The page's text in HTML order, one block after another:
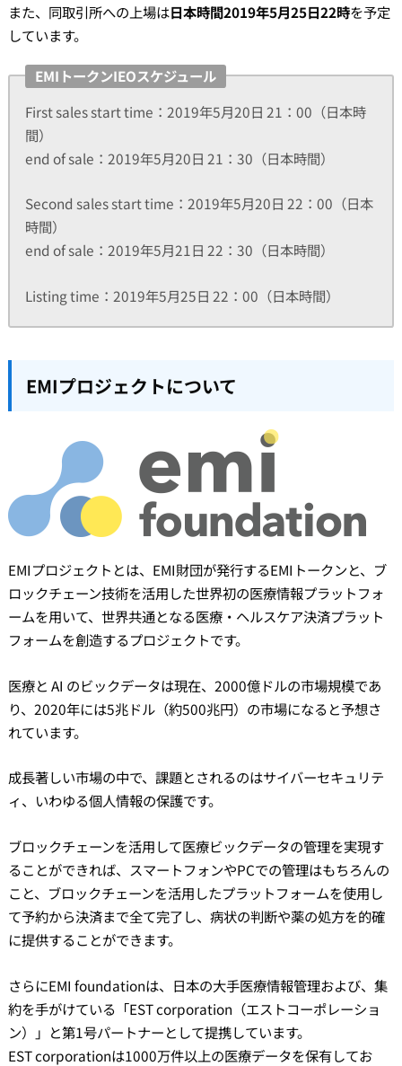
また、同取引所への上場は日本時間2019年5月25日22時を予定
しています。
EMIトークンIEOスケジュール
First sales start time：2019年5月20日 21：00（日本時
間）
end of sale：2019年5月20日 21：30（日本時間）
Second sales start time：2019年5月20日 22：00（日本
時間）
end of sale：2019年5月21日 22：30（日本時間）
Listing time：2019年5月25日 22：00（日本時間）
EMIプロジェクトについて
EMIプロジェクトとは、EMI財団が発行するEMIトークンと、ブ
ロックチェーン技術を活用した世界初の医療情報プラットフォ
ームを用いて、世界共通となる医療・ヘルスケア決済プラット
フォームを創造するプロジェクトです。
医療と AI のビックデータは現在、2000億ドルの市場規模であ
り、2020年には5兆ドル（約500兆円）の市場になると予想さ
れています。
成長著しい市場の中で、課題とされるのはサイバーセキュリテ
ィ、いわゆる個人情報の保護です。
ブロックチェーンを活用して医療ビックデータの管理を実現す
ることができれば、スマートフォンやPCでの管理はもちろんの
こと、ブロックチェーンを活用したプラットフォームを使用し
て予約から決済まで全て完了し、病状の判断や薬の処方を的確
に提供することができます。
さらにEMI foundationは、日本の大手医療情報管理および、集
約を手がけている「EST corporation（エストコーポレーショ
ン）」と第1号パートナーとして提携しています。
EST corporationは1000万件以上の医療データを保有してお